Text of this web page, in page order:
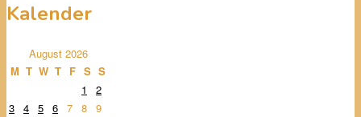
Kalender
August 2026
M T W T F S S
1
2
3 4 5 6 7 8 9